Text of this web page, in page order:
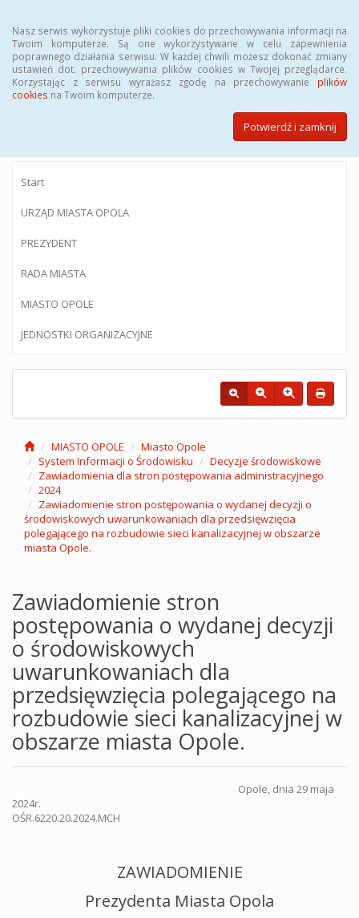
Nasz serwis wykorzystuje pliki cookies do przechowywania informacji na
Twoim komputerze. Są one wykorzystywane w celu zapewnienia
poprawnego działania serwisu. W każdej chwili możesz dokonać zmiany
ustawień dot. przechowywania plików cookies w Twojej przeglądarce.
Korzystając z serwisu wyrażasz zgodę na przechowywanie plików
cookies na Twoim komputerze.
Potwierdź i zamknij
BIULETYN INFORMACJI PUBLICZNEJ
Urzędu Miasta Opola
Start
URZĄD MIASTA OPOLA
PREZYDENT
RADA MIASTA
MIASTO OPOLE
JEDNOSTKI ORGANIZACYJNE
MIASTO OPOLE
Miasto Opole
System Informacji o Środowisku
Decyzje środowiskowe
Zawiadomienia dla stron postępowania administracyjnego
2024
Zawiadomienie stron postępowania o wydanej decyzji o
środowiskowych uwarunkowaniach dla przedsięwzięcia
polegającego na rozbudowie sieci kanalizacyjnej w obszarze
miasta Opole.
Zawiadomienie stron
postępowania o wydanej decyzji
o środowiskowych
uwarunkowaniach dla
przedsięwzięcia polegającego na
rozbudowie sieci kanalizacyjnej w
obszarze miasta Opole.
Opole, dnia 29 maja
2024r.
OŚR.6220.20.2024.MCH
ZAWIADOMIENIE
Prezydenta Miasta Opola